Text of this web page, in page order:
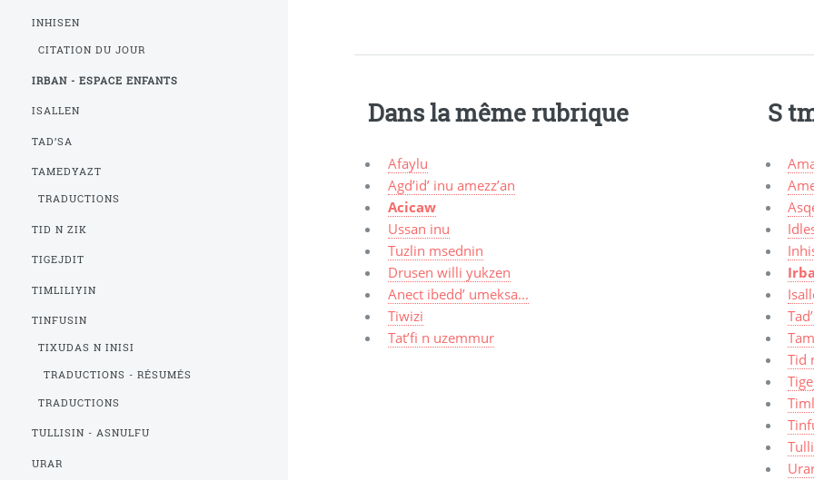
Dans la même rubrique
Afaylu
Agd’id’ inu amezz’an
Acicaw
Ussan inu
Tuzlin msednin
Drusen willi yukzen
Anect ibedd’ umeksa...
Tiwizi
Tat’fi n uzemmur
S
Tid
INHISEN
CITATION DU JOUR
IRBAN - ESPACE ENFANTS
ISALLEN
TAD’SA
TAMEDYAZT
TRADUCTIONS
TID N ZIK
TIGEJDIT
TIMLILIYIN
TINFUSIN
TIXUDAS N INISI
TRADUCTIONS - RÉSUMÉS
TRADUCTIONS
TULLISIN - ASNULFU
URAR